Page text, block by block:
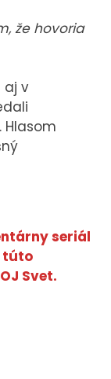
že hovoria
aj v
seriál
túto
Svet.